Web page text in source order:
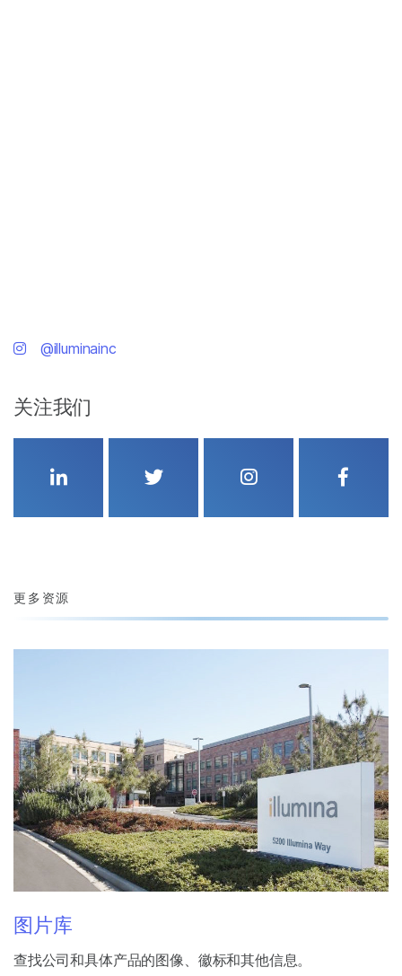
@illuminainc
关注我们
Linkedin Twitter Instagram
更多资源
图片库
查找公司和具体产品的图像、徽标和其他信息。